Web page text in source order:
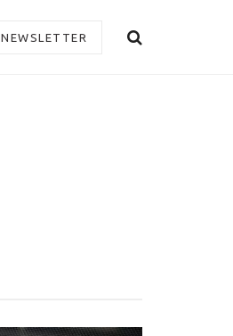
NEWSLETTER